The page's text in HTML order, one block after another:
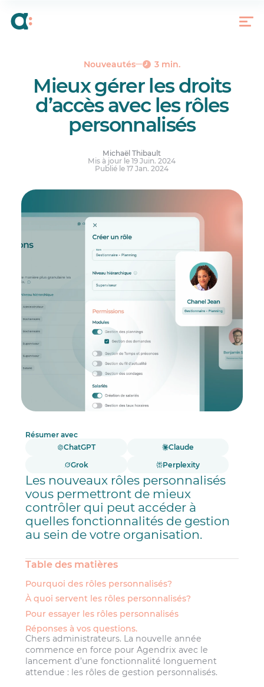
Nouveautés 3 min.
Mieux gérer les droits
d’accès avec les rôles
personnalisés
Michaël Thibault
Mis à jour le 19 Juin. 2024
Publié le 17 Jan. 2024
Résumer avec
ChatGPT
Claude
Grok
Perplexity
Les nouveaux rôles personnalisés
vous permettront de mieux
contrôler qui peut accéder à
quelles fonctionnalités de gestion
au sein de votre organisation.
Table des matières
Pourquoi des rôles personnalisés?
À quoi servent les rôles personnalisés?
Pour essayer les rôles personnalisés
Réponses à vos questions.
Chers administrateurs. La nouvelle année
commence en force pour Agendrix avec le
lancement d’une fonctionnalité longuement
attendue : les rôles de gestion personnalisés.
À quoi servent les rôles personnalisés?
Réponses à vos questions.